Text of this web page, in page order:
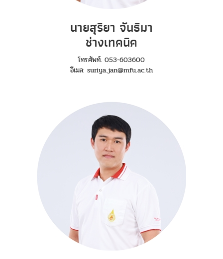
นายสุริยา จันธิมา
ช่างเทคนิค
โทรศัพท์. 053-603600
อีเมล: suriya.jan@mfu.ac.th